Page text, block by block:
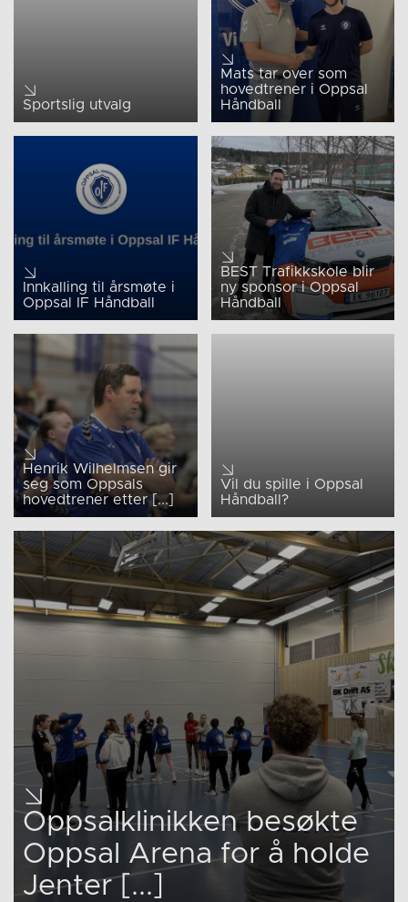
Sportslig utvalg
Mats tar over som
hovedtrener i Oppsal
Håndball
Innkalling til årsmøte i
Oppsal IF Håndball
BEST Trafikkskole blir
ny sponsor i Oppsal
Håndball
Henrik Wilhelmsen gir
seg som Oppsals
hovedtrener etter [...]
Vil du spille i Oppsal
Håndball?
Oppsalklinikken besøkte
Oppsal Arena for å holde
Jenter [...]